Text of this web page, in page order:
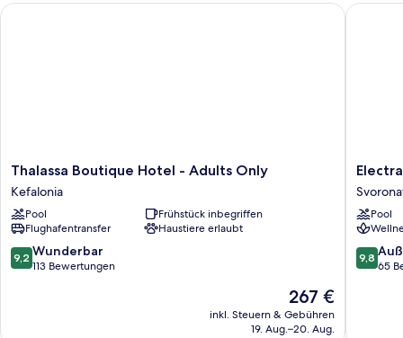
Thalassa
Boutique
Hotel
-
Adults
Only
Kefalonia
Thalassa Boutique Hotel - Adults Only
Kefalonia
Pool
Frühstück inbegriffen
Flughafentransfer
Haustiere erlaubt
9.2
von
9,2 Wunderbar
113 Bewertungen
Der
Preis
beträgt
267 €
inkl. Steuern & Gebühren
19. Aug.–20. Aug.
Thalassa Boutique Hotel - Adults Only
Electra
Hotel
&
Spa
Pool
9.8
von
9,8
65
Electra